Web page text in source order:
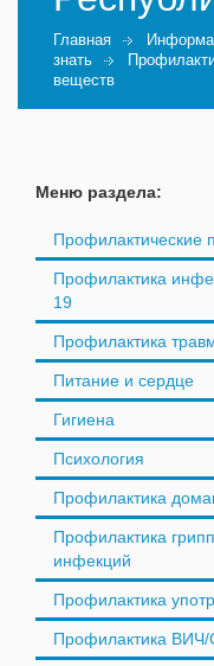
Главная
знать
веществ
Меню раздела:
Профилактические
Профилактика
19
Профилактика
Питание и сердце
Гигиена
Психология
Профилактика
Профилактика
инфекций
Профилактика
Профилактика